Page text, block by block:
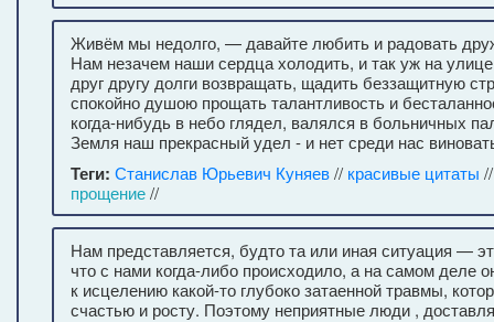
Живём мы недолго, — давайте любить и радовать
Нам незачем наши сердца холодить, и так уж на
друг другу долги возвращать, щадить беззащитную
спокойно душою прощать талантливость и
когда-нибудь в небо глядел, валялся в больничных
Земля наш прекрасный удел - и нет среди нас
Теги: Станислав Юрьевич Куняев// красивые цитаты
прощение//
Нам представляется, будто та или иная ситуация —
что с нами когда-либо происходило, а на самом деле
к исцелению какой-то глубоко затаенной травмы,
счастью и росту. Поэтому неприятные люди ,